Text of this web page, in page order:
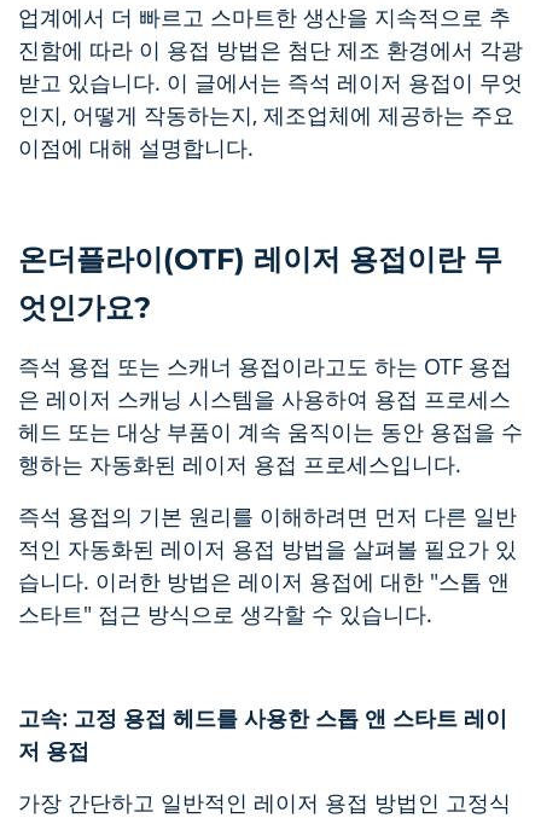
업계에서 더 빠르고 스마트한 생산을 지속적으로 추
진함에 따라 이 용접 방법은 첨단 제조 환경에서 각광
받고 있습니다. 이 글에서는 즉석 레이저 용접이 무엇
인지, 어떻게 작동하는지, 제조업체에 제공하는 주요
이점에 대해 설명합니다.
온더플라이(OTF) 레이저 용접이란 무
엇인가요?
즉석 용접 또는 스캐너 용접이라고도 하는 OTF 용접
은 레이저 스캐닝 시스템을 사용하여 용접 프로세스
헤드 또는 대상 부품이 계속 움직이는 동안 용접을 수
행하는 자동화된 레이저 용접 프로세스입니다.
즉석 용접의 기본 원리를 이해하려면 먼저 다른 일반
적인 자동화된 레이저 용접 방법을 살펴볼 필요가 있
습니다. 이러한 방법은 레이저 용접에 대한 "스톱 앤
스타트" 접근 방식으로 생각할 수 있습니다.
고속: 고정 용접 헤드를 사용한 스톱 앤 스타트 레이
저 용접
가장 간단하고 일반적인 레이저 용접 방법인 고정식